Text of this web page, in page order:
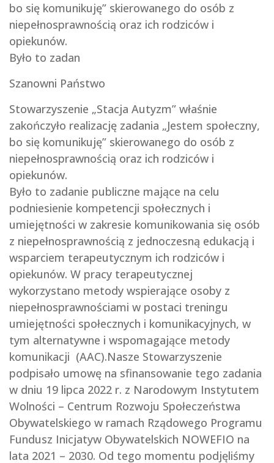
bo się komunikuję” skierowanego do osób z
niepełnosprawnością oraz ich rodziców i
opiekunów.
Było to zadan
Szanowni Państwo
Stowarzyszenie „Stacja Autyzm” właśnie
zakończyło realizację zadania „Jestem społeczny,
bo się komunikuję” skierowanego do osób z
niepełnosprawnością oraz ich rodziców i
opiekunów.
Było to zadanie publiczne mające na celu
podniesienie kompetencji społecznych i
umiejętności w zakresie komunikowania się osób
z niepełnosprawnością z jednoczesną edukacją i
wsparciem terapeutycznym ich rodziców i
opiekunów. W pracy terapeutycznej
wykorzystano metody wspierające osoby z
niepełnosprawnościami w postaci treningu
umiejętności społecznych i komunikacyjnych, w
tym alternatywne i wspomagające metody
komunikacji (AAC).Nasze Stowarzyszenie
podpisało umowę na sfinansowanie tego zadania
w dniu 19 lipca 2022 r. z Narodowym Instytutem
Wolności – Centrum Rozwoju Społeczeństwa
Obywatelskiego w ramach Rządowego Programu
Fundusz Inicjatyw Obywatelskich NOWEFIO na
lata 2021 – 2030. Od tego momentu podjęliśmy